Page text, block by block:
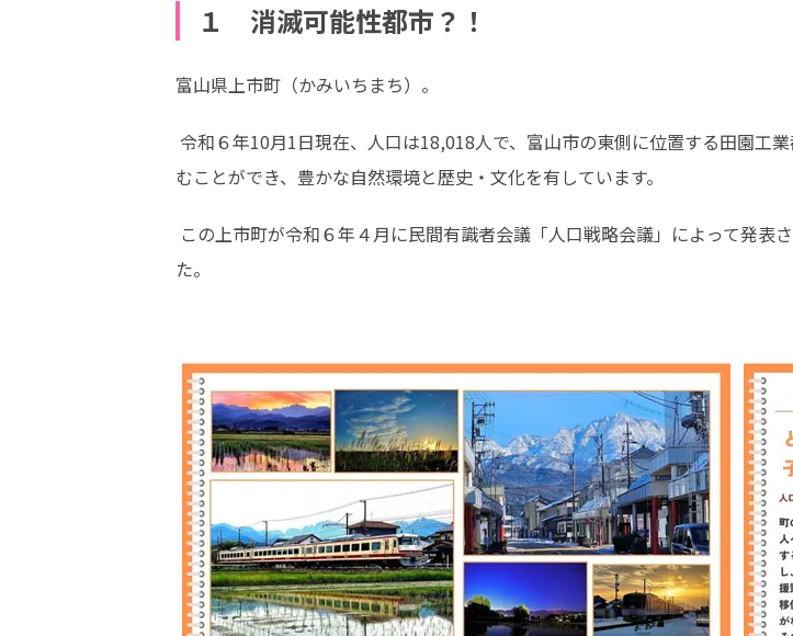
１ 消滅可能性都市？！
富山県上市町（かみいちまち）。
むことができ、豊かな自然環境と歴史・文化を有しています。
た。